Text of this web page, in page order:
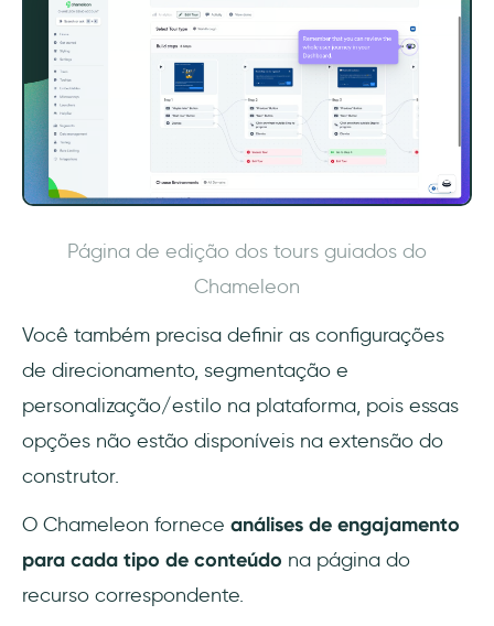
Página de edição dos tours guiados do
Chameleon
Você também precisa definir as configurações
de direcionamento, segmentação e
personalização/estilo na plataforma, pois essas
opções não estão disponíveis na extensão do
construtor.
O Chameleon fornece análises de engajamento
para cada tipo de conteúdo na página do
recurso correspondente.